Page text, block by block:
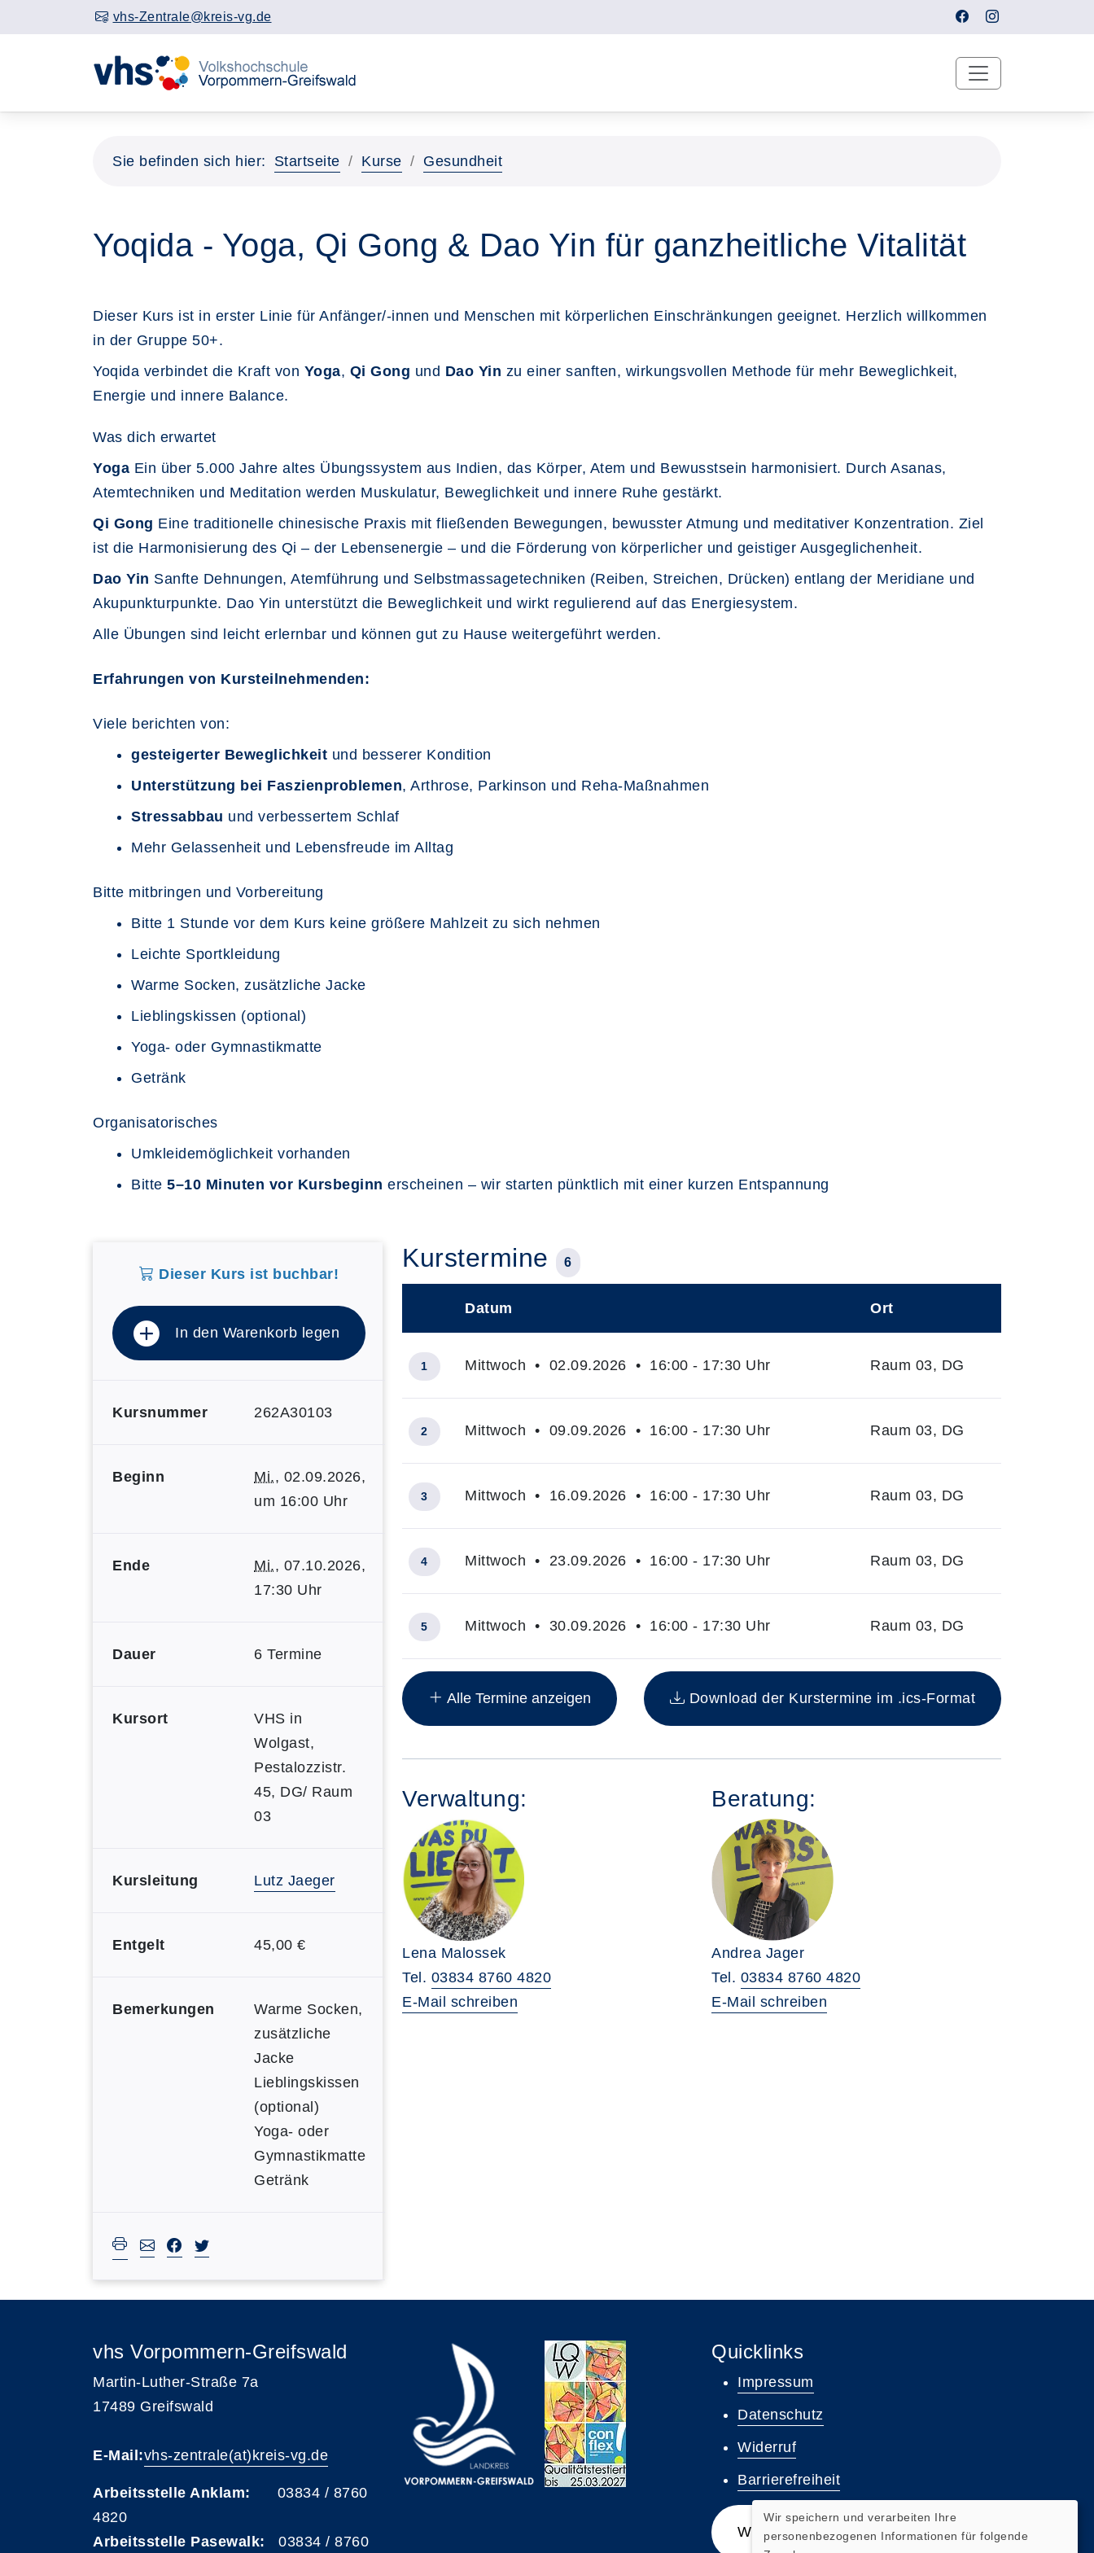
vhs-Zentrale@kreis-vg.de
Sie befinden sich hier: Startseite Kurse Gesundheit
Yoqida - Yoga, Qi Gong & Dao Yin für ganzheitliche Vitalität
Dieser Kurs ist in erster Linie für Anfänger/-innen und Menschen mit körperlichen Einschränkungen geeignet. Herzlich willkommen
in der Gruppe 50+.
Yoqida verbindet die Kraft von Yoga, Qi Gong und Dao Yin zu einer sanften, wirkungsvollen Methode für mehr Beweglichkeit,
Energie und innere Balance.
Was dich erwartet
Yoga Ein über 5.000 Jahre altes Übungssystem aus Indien, das Körper, Atem und Bewusstsein harmonisiert. Durch Asanas,
Atemtechniken und Meditation werden Muskulatur, Beweglichkeit und innere Ruhe gestärkt.
Qi Gong Eine traditionelle chinesische Praxis mit fließenden Bewegungen, bewusster Atmung und meditativer Konzentration. Ziel
ist die Harmonisierung des Qi – der Lebensenergie – und die Förderung von körperlicher und geistiger Ausgeglichenheit.
Dao Yin Sanfte Dehnungen, Atemführung und Selbstmassagetechniken (Reiben, Streichen, Drücken) entlang der Meridiane und
Akupunkturpunkte. Dao Yin unterstützt die Beweglichkeit und wirkt regulierend auf das Energiesystem.
Alle Übungen sind leicht erlernbar und können gut zu Hause weitergeführt werden.
Erfahrungen von Kursteilnehmenden:
Viele berichten von:
gesteigerter Beweglichkeit und besserer Kondition
Unterstützung bei Faszienproblemen, Arthrose, Parkinson und Reha‑Maßnahmen
Stressabbau und verbessertem Schlaf
Mehr Gelassenheit und Lebensfreude im Alltag
Bitte mitbringen und Vorbereitung
Bitte 1 Stunde vor dem Kurs keine größere Mahlzeit zu sich nehmen
Leichte Sportkleidung
Warme Socken, zusätzliche Jacke
Lieblingskissen (optional)
Yoga- oder Gymnastikmatte
Getränk
Organisatorisches
Umkleidemöglichkeit vorhanden
Bitte 5–10 Minuten vor Kursbeginn erscheinen – wir starten pünktlich mit einer kurzen Entspannung
Dieser Kurs ist buchbar!
In den Warenkorb legen
Kursnummer 262A30103
Beginn Mi., 02.09.2026,
um 16:00 Uhr
Ende Mi., 07.10.2026,
17:30 Uhr
Dauer 6 Termine
Kursort
VHS in
Wolgast,
Pestalozzistr.
45, DG/ Raum
03
Kursleitung Lutz Jaeger
Entgelt 45,00 €
Bemerkungen
Warme Socken,
zusätzliche
Jacke
Lieblingskissen
(optional)
Yoga- oder
Gymnastikmatte
Getränk
Kurstermine 6
Insgesamt gibt es 6 Termine zum diesen Kurs
Datum Ort
1 Mittwoch • 02.09.2026 • 16:00 - 17:30 Uhr Raum 03, DG
2 Mittwoch • 09.09.2026 • 16:00 - 17:30 Uhr Raum 03, DG
3 Mittwoch • 16.09.2026 • 16:00 - 17:30 Uhr Raum 03, DG
4 Mittwoch • 23.09.2026 • 16:00 - 17:30 Uhr Raum 03, DG
5 Mittwoch • 30.09.2026 • 16:00 - 17:30 Uhr Raum 03, DG
Alle Termine anzeigen Download der Kurstermine im .ics-Format
Verwaltung:
Lena Malossek
Tel. 03834 8760 4820
E-Mail schreiben
Beratung:
Andrea Jager
Tel. 03834 8760 4820
E-Mail schreiben
vhs Vorpommern-Greifswald
Martin-Luther-Straße 7a
17489 Greifswald
E-Mail:vhs-zentrale(at)kreis-vg.de
Arbeitsstelle Anklam: 03834 / 8760
4820
Arbeitsstelle Pasewalk: 03834 / 8760
Quicklinks
Impressum
Datenschutz
Widerruf
Barrierefreiheit
Widerrufsformular
Wir speichern und verarbeiten Ihre
personenbezogenen Informationen für folgende